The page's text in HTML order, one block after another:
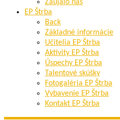
Zaujalo nás
EP Štrba
Back
Základné informácie
Učitelia EP Štrba
Aktivity EP Štrba
Úspechy EP Štrba
Talentové skúšky
Fotogaléria EP Štrba
Vybavenie EP Štrba
Kontakt EP Štrba